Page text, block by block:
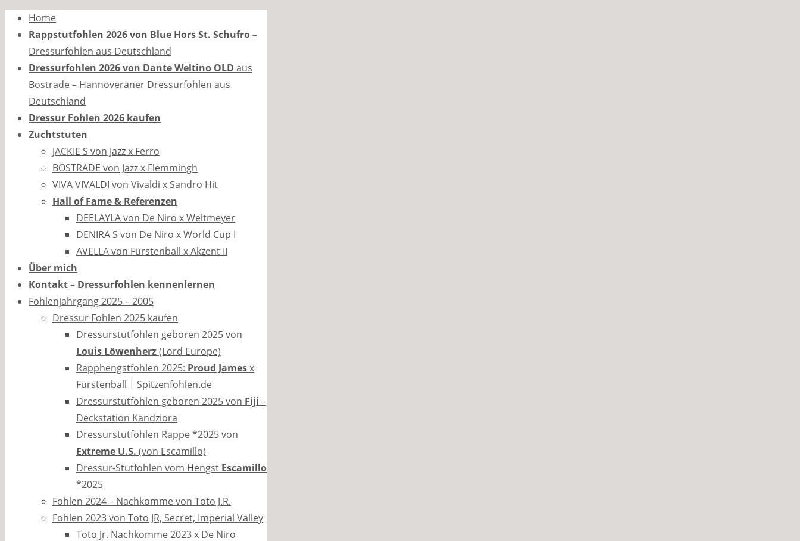
Zum
Inhalt
springen
Home
Rappstutfohlen 2026 von Blue Hors St. Schufro–
Dressurfohlen aus Deutschland
Dressurfohlen 2026 von Dante Weltino OLD aus
Bostrade – Hannoveraner Dressurfohlen aus
Deutschland
Dressur Fohlen 2026 kaufen
Zuchtstuten
JACKIE S von Jazz x Ferro
BOSTRADE von Jazz x Flemmingh
VIVA VIVALDI von Vivaldi x Sandro Hit
Hall of Fame & Referenzen
DEELAYLA von De Niro x Weltmeyer
DENIRA S von De Niro x World Cup I
AVELLA von Fürstenball x Akzent II
Über mich
Kontakt – Dressurfohlen kennenlernen
Fohlenjahrgang 2025 – 2005
Dressur Fohlen 2025 kaufen
Dressurstutfohlen geboren 2025 von
Louis Löwenherz(Lord Europe)
Rapphengstfohlen 2025: Proud Jamesx
Fürstenball | Spitzenfohlen.de
Dressurstutfohlen geboren 2025 von Fiji –
Deckstation Kandziora
Dressurstutfohlen Rappe *2025 von
Extreme U.S. (von Escamillo)
Dressur-Stutfohlen vom Hengst Escamillo
*2025
Fohlen 2024 – Nachkomme von Toto J.R.
Fohlen 2023 von Toto JR, Secret, Imperial Valley
Toto Jr. Nachkomme 2023 x De Niro